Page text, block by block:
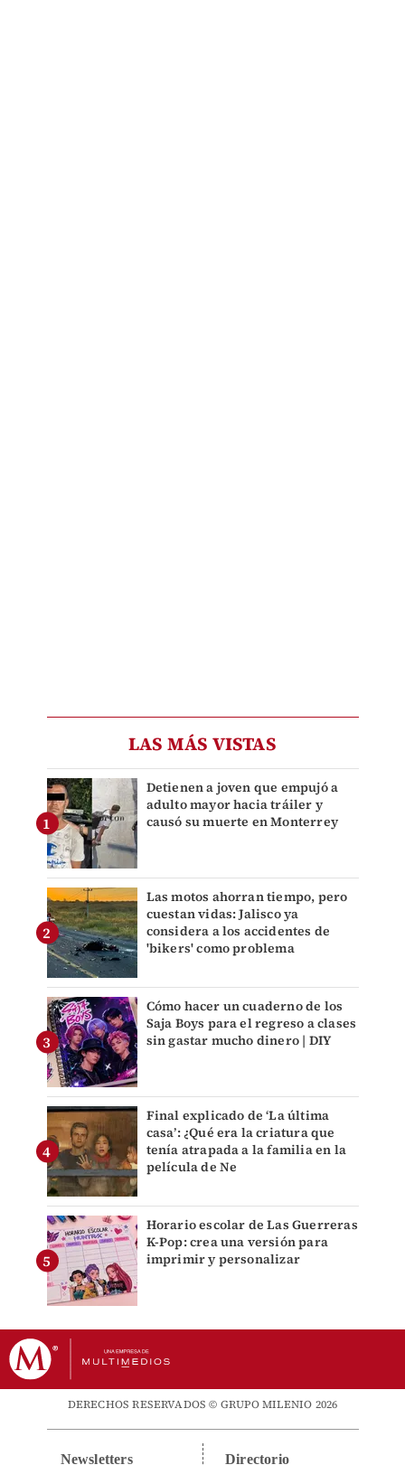
LAS MÁS VISTAS
Detienen a joven que empujó a
adulto mayor hacia tráiler y
causó su muerte en Monterrey
Las motos ahorran tiempo, pero
cuestan vidas: Jalisco ya
considera a los accidentes de
'bikers' como problema
Cómo hacer un cuaderno de los
Saja Boys para el regreso a clases
sin gastar mucho dinero | DIY
Final explicado de ‘La última
casa’: ¿Qué era la criatura que
tenía atrapada a la familia en la
película de Ne
Horario escolar de Las Guerreras
K-Pop: crea una versión para
imprimir y personalizar
DERECHOS RESERVADOS © GRUPO MILENIO 2026
Newsletters Directorio